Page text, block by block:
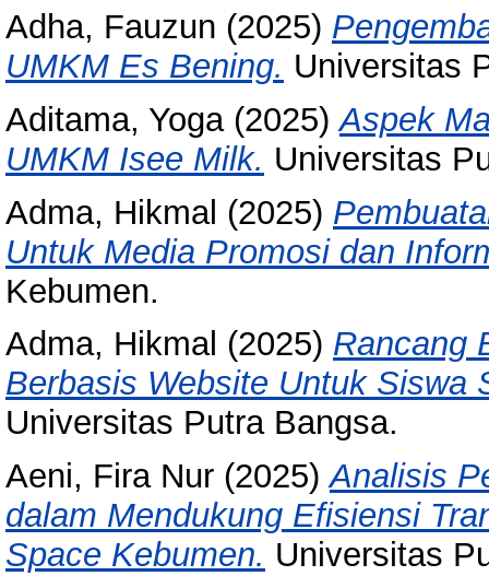
Adha, Fauzun (2025)
UMKM Es Bening. Universitas
Aditama, Yoga(2025)Aspek
UMKM Isee Milk. Universitas
Adma, Hikmal (2025)
Untuk Media Promosi dan
Kebumen.
Adma, Hikmal (2025) Rancang
Berbasis Website Untuk Siswa
Universitas Putra Bangsa.
Aeni, Fira Nur (2025)Analisis
dalam Mendukung Efisiensi
Space Kebumen. Universitas